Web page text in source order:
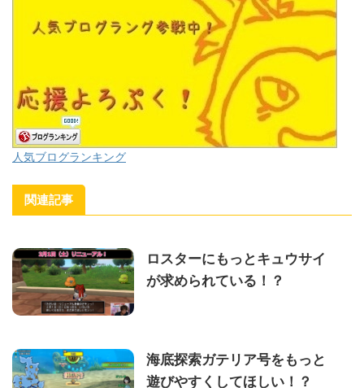
人気ブログランキング
関連記事
ロスターにもっとキュウサイ
が求められている！？
海底探索ガテリア号をもっと
遊びやすくしてほしい！？